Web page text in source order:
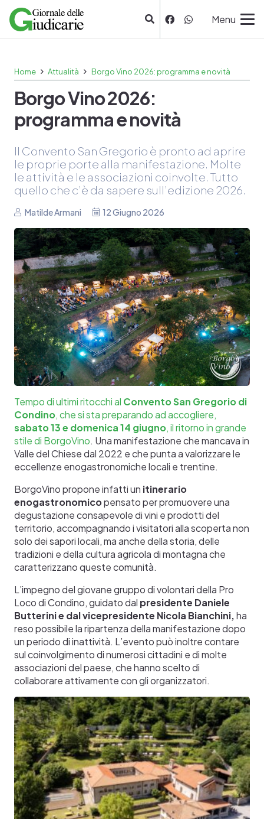
Menu
Home Attualità Borgo Vino 2026: programma e novità
Borgo Vino 2026:
programma e novità
Il Convento San Gregorio è pronto ad aprire
le proprie porte alla manifestazione. Molte
le attività e le associazioni coinvolte. Tutto
quello che c’è da sapere sull’edizione 2026.
Matilde Armani 12 Giugno 2026
Tempo di ultimi ritocchi al Convento San Gregorio di
Condino, che si sta preparando ad accogliere,
sabato 13 e domenica 14 giugno, il ritorno in grande
stile di BorgoVino. Una manifestazione che mancava in
Valle del Chiese dal 2022 e che punta a valorizzare le
eccellenze enogastronomiche locali e trentine.
BorgoVino propone infatti un itinerario
enogastronomicopensato per promuovere una
degustazione consapevole di vini e prodotti del
territorio, accompagnando i visitatori alla scoperta non
solo dei sapori locali, ma anche della storia, delle
tradizioni e della cultura agricola di montagna che
caratterizzano queste comunità.
L’impegno del giovane gruppo di volontari della Pro
Loco di Condino, guidato dal presidente Daniele
Butterini e dal vicepresidente Nicola Bianchini,ha
reso possibile la ripartenza della manifestazione dopo
un periodo di inattività. L’evento può inoltre contare
sul coinvolgimento di numerosi cittadini e di molte
associazioni del paese, che hanno scelto di
collaborare attivamente con gli organizzatori.